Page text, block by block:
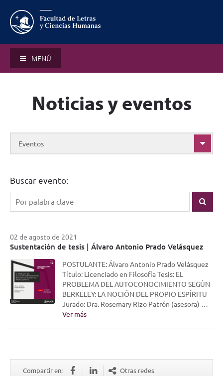
MENÚ
Noticias y eventos
Eventos
Buscar evento:
02 de agosto de 2021
Sustentación de tesis | Álvaro Antonio Prado Velásquez
POSTULANTE: Álvaro Antonio Prado Velásquez
Título: Licenciado en Filosofía Tesis: EL
PROBLEMA DEL AUTOCONOCIMIENTO SEGÚN
BERKELEY: LA NOCIÓN DEL PROPIO ESPÍRITU
Jurado: Dra. Rosemary Rizo Patrón (asesora) …
Ver más
Compartir en: Otras redes